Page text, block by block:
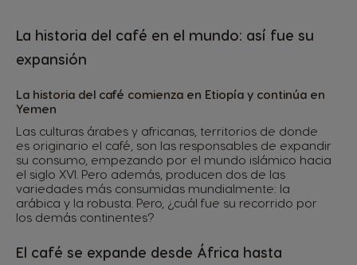
La historia del café en el mundo: así fue su
expansión
La historia del café comienza en Etiopía y continúa en
Yemen
Las culturas árabes y africanas, territorios de donde
es originario el café, son las responsables de expandir
su consumo, empezando por el mundo islámico hacia
el siglo XVI. Pero además, producen dos de las
variedades más consumidas mundialmente: la
arábica y la robusta. Pero, ¿cuál fue su recorrido por
los demás continentes?
El café se expande desde África hasta